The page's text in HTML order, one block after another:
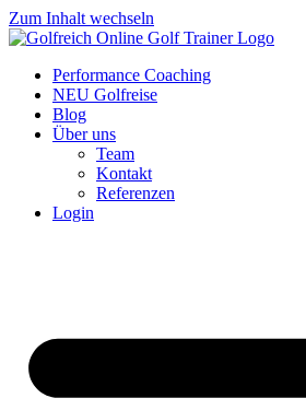
Zum Inhalt wechseln
Performance Coaching
NEU Golfreise
Blog
Über uns
Team
Kontakt
Referenzen
Login